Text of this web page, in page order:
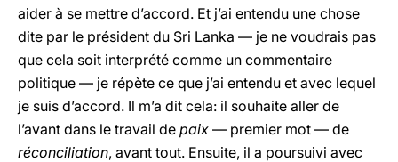
aider à se mettre d’accord. Et j’ai entendu une chose
dite par le président du Sri Lanka — je ne voudrais pas
que cela soit interprété comme un commentaire
politique — je répète ce que j’ai entendu et avec lequel
je suis d’accord. Il m’a dit cela: il souhaite aller de
l’avant dans le travail de paix — premier mot — de
réconciliation, avant tout. Ensuite, il a poursuivi avec